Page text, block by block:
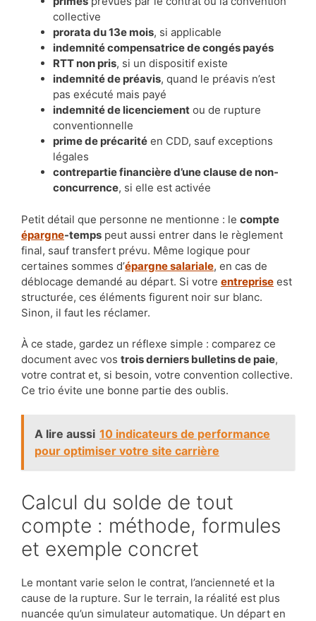
collective
prorata du 13e mois, si applicable
indemnité compensatrice de congés payés
RTT non pris, si un dispositif existe
indemnité de préavis, quand le préavis n’est
pas exécuté mais payé
indemnité de licenciement ou de rupture
conventionnelle
prime de précarité en CDD, sauf exceptions
légales
contrepartie financière d’une clause de non-
concurrence, si elle est activée
Petit détail que personne ne mentionne : le compte
épargne-temps peut aussi entrer dans le règlement
final, sauf transfert prévu. Même logique pour
certaines sommes d’épargne salariale, en cas de
déblocage demandé au départ. Si votre entreprise est
structurée, ces éléments figurent noir sur blanc.
Sinon, il faut les réclamer.
À ce stade, gardez un réflexe simple : comparez ce
document avec vos trois derniers bulletins de paie,
votre contrat et, si besoin, votre convention collective.
Ce trio évite une bonne partie des oublis.
A lire aussi 10 indicateurs de performance
pour optimiser votre site carrière
Calcul du solde de tout
compte : méthode, formules
et exemple concret
Le montant varie selon le contrat, l’ancienneté et la
cause de la rupture. Sur le terrain, la réalité est plus
nuancée qu’un simulateur automatique. Un départ en